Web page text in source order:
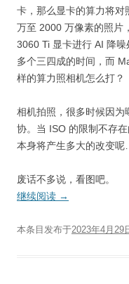
卡，那么显卡的算力将
万至 2000 万像素的照片
3060 Ti 显卡进行 AI 降
多个三四成的时间，而
样的算力照相机怎么打？
相机拍照，很多时候因
协。当 ISO 的限制不存
本身将产生多大的改变
废话不多说，看图吧。
继续阅读 →
本条目发布于2023年4月29